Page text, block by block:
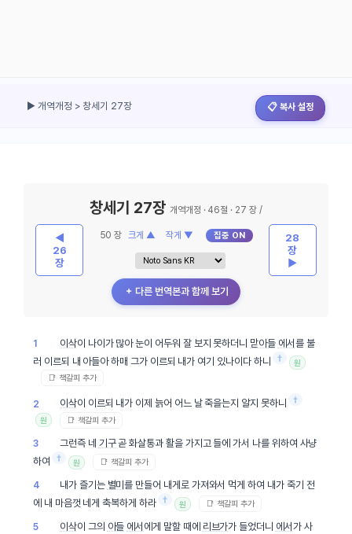
▶ 개역개정 > 창세기 27장 📋 복사 설정
◀
26
장
창세기 27장 개역개정 · 46절 · 27 장 /
50 장 크게 ▲ 작게 ▼ 집중 ON
＋ 다른 번역본과 함께 보기
28
장
▶
1 이삭이 나이가 많아 눈이 어두워 잘 보지 못하더니 맏아들 에서 를 불
러 이르되 내 아들아 하매 그가 이르되 내가 여기 있나이다 하니
† 원
📑 책갈피 추가
2 이삭이 이르되 내가 이제 늙어 어느 날 죽을는지 알지 못하니 †
원 📑 책갈피 추가
3 그런즉 네 기구곧 화살통과 활을 가지고 들에 가서 나를 위하여 사냥
하여
† 원 📑 책갈피 추가
4 내가 즐기는 별미를 만들어 내게로 가져와서 먹게 하여 내가 죽기 전
에 내 마음껏 네게 축복하게 하라 † 원 📑 책갈피 추가
5 이삭이 그의 아들 에서 에게 말할 때에 리브가가 들었더니 에서 가 사